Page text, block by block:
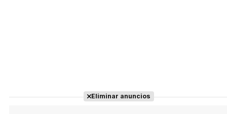
Eliminar anuncios